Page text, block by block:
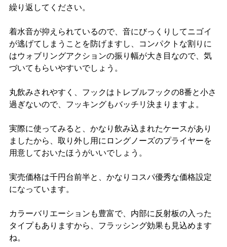
繰り返してください。
着水音が抑えられているので、音にびっくりしてニゴイ
が逃げてしまうことを防げますし、コンパクトな割りに
はウォブリングアクションの振り幅が大き目なので、気
づいてもらいやすいでしょう。
丸飲みされやすく、フックはトレブルフックの8番と小さ
過ぎないので、フッキングもバッチリ決まりますよ。
実際に使ってみると、かなり飲み込まれたケースがあり
ましたから、取り外し用にロングノーズのプライヤーを
用意しておいたほうがいいでしょう。
実売価格は千円台前半と、かなりコスパ優秀な価格設定
になっています。
カラーバリエーションも豊富で、内部に反射板の入った
タイプもありますから、フラッシング効果も見込めます
ね。